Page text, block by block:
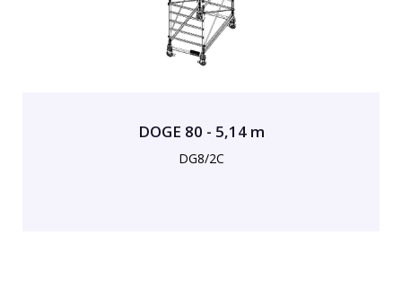
DOGE 80 - 5,14 m
DG8/2C